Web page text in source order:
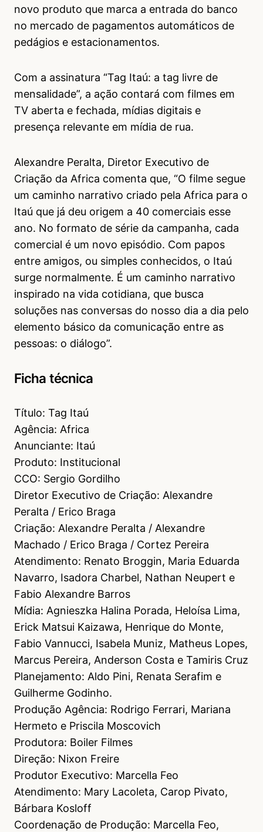
novo produto que marca a entrada do banco
no mercado de pagamentos automáticos de
pedágios e estacionamentos.
Com a assinatura “Tag Itaú: a tag livre de
mensalidade”, a ação contará com filmes em
TV aberta e fechada, mídias digitais e
presença relevante em mídia de rua.
Alexandre Peralta, Diretor Executivo de
Criação da Africa comenta que, “O filme segue
um caminho narrativo criado pela Africa para o
Itaú que já deu origem a 40 comerciais esse
ano. No formato de série da campanha, cada
comercial é um novo episódio. Com papos
entre amigos, ou simples conhecidos, o Itaú
surge normalmente. É um caminho narrativo
inspirado na vida cotidiana, que busca
soluções nas conversas do nosso dia a dia pelo
elemento básico da comunicação entre as
pessoas: o diálogo”.
Ficha técnica
Título: Tag Itaú
Agência: Africa
Anunciante: Itaú
Produto: Institucional
CCO: Sergio Gordilho
Diretor Executivo de Criação: Alexandre
Peralta / Erico Braga
Criação: Alexandre Peralta / Alexandre
Machado / Erico Braga / Cortez Pereira
Atendimento: Renato Broggin, Maria Eduarda
Navarro, Isadora Charbel, Nathan Neupert e
Fabio Alexandre Barros
Mídia: Agnieszka Halina Porada, Heloísa Lima,
Erick Matsui Kaizawa, Henrique do Monte,
Fabio Vannucci, Isabela Muniz, Matheus Lopes,
Marcus Pereira, Anderson Costa e Tamiris Cruz
Planejamento: Aldo Pini, Renata Serafim e
Guilherme Godinho.
Produção Agência: Rodrigo Ferrari, Mariana
Hermeto e Priscila Moscovich
Produtora: Boiler Filmes
Direção: Nixon Freire
Produtor Executivo: Marcella Feo
Atendimento: Mary Lacoleta, Carop Pivato,
Bárbara Kosloff
Coordenação de Produção: Marcella Feo,